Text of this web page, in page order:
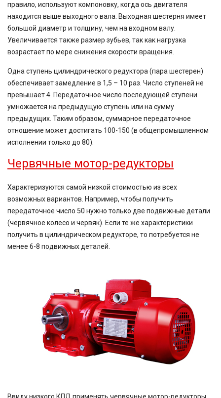
правило, используют компоновку, когда ось двигателя
находится выше выходного вала. Выходная шестерня имеет
большой диаметр и толщину, чем на входном валу.
Увеличивается также размер зубьев, так как нагрузка
возрастает по мере снижения скорости вращения.
Одна ступень цилиндрического редуктора (пара шестерен)
обеспечивает замедление в 1,5 – 10 раз. Число ступеней не
превышает 4. Передаточное число последующей ступени
умножается на предыдущую ступень или на сумму
предыдущих. Таким образом, суммарное передаточное
отношение может достигать 100-150 (в общепромышленном
исполнении только до 80).
Червячные мотор-редукторы
Характеризуются самой низкой стоимостью из всех
возможных вариантов. Например, чтобы получить
передаточное число 50 нужно только две подвижные детали
(червячное колесо и червяк). Если те же характеристики
получить в цилиндрическом редукторе, то потребуется не
менее 6-8 подвижных деталей.